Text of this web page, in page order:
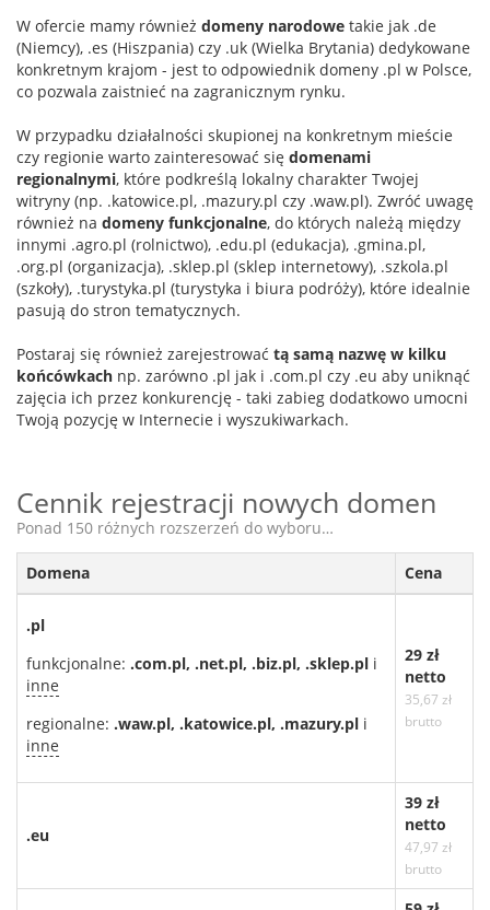
W ofercie mamy również domeny narodowe takie jak .de
(Niemcy), .es (Hiszpania) czy .uk (Wielka Brytania) dedykowane
konkretnym krajom - jest to odpowiednik domeny .pl w Polsce,
co pozwala zaistnieć na zagranicznym rynku.
W przypadku działalności skupionej na konkretnym mieście
czy regionie warto zainteresować się domenami
regionalnymi, które podkreślą lokalny charakter Twojej
witryny (np. .katowice.pl, .mazury.pl czy .waw.pl). Zwróć uwagę
również na domeny funkcjonalne, do których należą między
innymi .agro.pl (rolnictwo), .edu.pl (edukacja), .gmina.pl,
.org.pl (organizacja), .sklep.pl (sklep internetowy), .szkola.pl
(szkoły), .turystyka.pl (turystyka i biura podróży), które idealnie
pasują do stron tematycznych.
Postaraj się również zarejestrować tą samą nazwę w kilku
końcówkach np. zarówno .pl jak i .com.pl czy .eu aby uniknąć
zajęcia ich przez konkurencję - taki zabieg dodatkowo umocni
Twoją pozycję w Internecie i wyszukiwarkach.
Cennik rejestracji nowych domen
Ponad 150 różnych rozszerzeń do wyboru…
Domena Cena
.pl
funkcjonalne: .com.pl, .net.pl, .biz.pl, .sklep.pl i
inne
regionalne: .waw.pl, .katowice.pl, .mazury.pl i
inne
29 zł
netto
35,67 zł
brutto
.eu
39 zł
netto
47,97 zł
brutto